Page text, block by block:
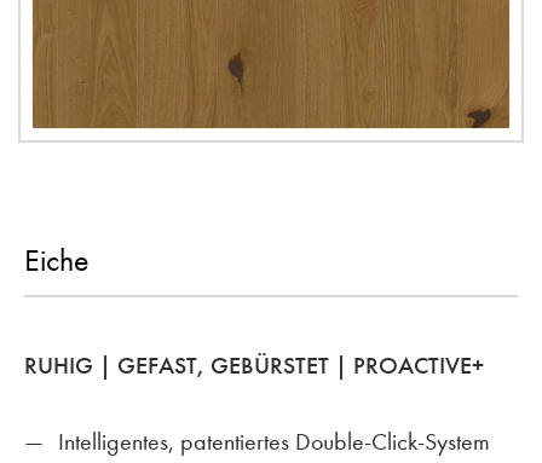
Eiche
RUHIG | GEFAST, GEBÜRSTET | PROACTIVE+
Intelligentes, patentiertes Double-Click-System